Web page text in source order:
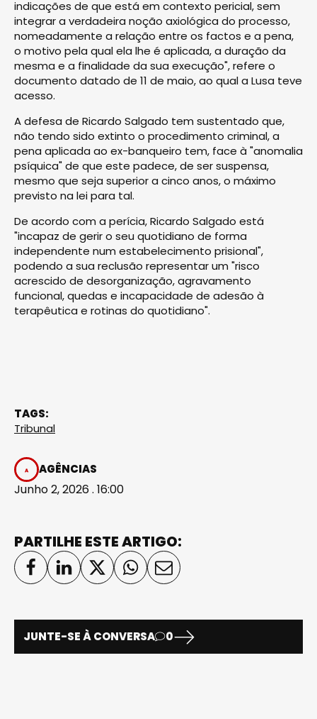
indicações de que está em contexto pericial, sem
integrar a verdadeira noção axiológica do processo,
nomeadamente a relação entre os factos e a pena,
o motivo pela qual ela lhe é aplicada, a duração da
mesma e a finalidade da sua execução", refere o
documento datado de 11 de maio, ao qual a Lusa teve
acesso.
A defesa de Ricardo Salgado tem sustentado que,
não tendo sido extinto o procedimento criminal, a
pena aplicada ao ex-banqueiro tem, face à "anomalia
psíquica" de que este padece, de ser suspensa,
mesmo que seja superior a cinco anos, o máximo
previsto na lei para tal.
De acordo com a perícia, Ricardo Salgado está
"incapaz de gerir o seu quotidiano de forma
independente num estabelecimento prisional",
podendo a sua reclusão representar um "risco
acrescido de desorganização, agravamento
funcional, quedas e incapacidade de adesão à
terapêutica e rotinas do quotidiano".
TAGS:
Tribunal
AGÊNCIAS
Junho 2, 2026 . 16:00
PARTILHE ESTE ARTIGO:
JUNTE-SE À CONVERSA 0